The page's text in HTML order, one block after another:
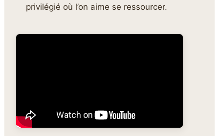
privilégié où l’on aime se ressourcer.